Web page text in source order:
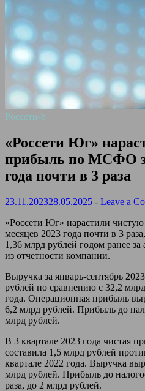
Россети-h
«Россети Юг»
прибыль по МСФО
года почти в 3 раза
23.11.202328.05.2025 - Leave a
«Россети Юг» нарастили
месяцев 2023 года почти в 3
1,36 млрд рублей годом ранее
из отчетности компании.
Выручка за январь-сентябрь
рублей по сравнению с 32,2
года. Операционная прибыль
6,2 млрд рублей. Прибыль до
млрд рублей.
В 3 квартале 2023 года чистая
составила 1,5 млрд рублей
квартале 2022 года. Выручка
млрд рублей. Прибыль до
раза, до 2 млрд рублей.